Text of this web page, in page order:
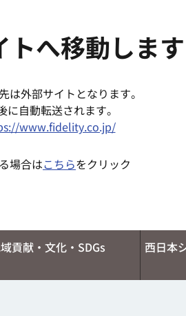
トへ移動します
は外部サイトとなります。
に自動転送されます。
www.fidelity.co.jp/
場合はこちらをクリック
貢献・文化・SDGs
西日本